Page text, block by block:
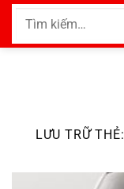
Bỏ
nội
Tìm
LƯU TRỮ THẺ: